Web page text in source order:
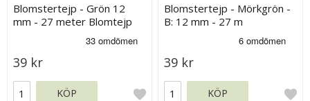
Blomstertejp - Grön 12
mm - 27 meter Blomtejp
39 kr
KÖP
Blomstertejp - Mörkgrön -
B: 12 mm - 27 m
39 kr
KÖP